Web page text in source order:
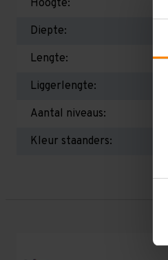
Hoogte:
Diepte:
Lengte:
Liggerlengte:
Aantal niveaus:
Kleur staanders: